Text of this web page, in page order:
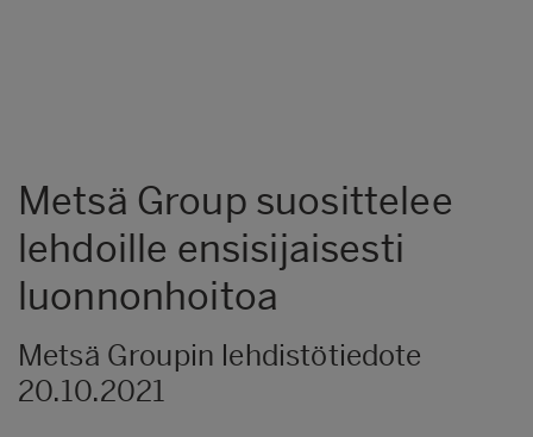
Metsä Group suosittelee
lehdoille ensisijaisesti
luonnonhoitoa
Metsä Groupin lehdistötiedote
20.10.2021